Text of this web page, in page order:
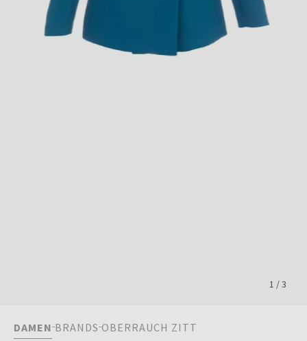
1 /3
DAMEN BRANDS OBERRAUCH ZITT